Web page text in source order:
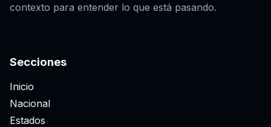
contexto para entender lo que está pasando.
Secciones
Inicio
Nacional
Estados